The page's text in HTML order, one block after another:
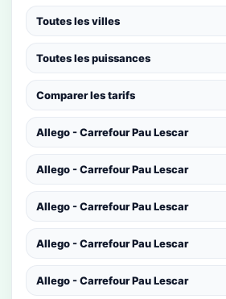
Toutes les villes
Toutes les puissances
Comparer les tarifs
Allego - Carrefour Pau Lescar
Allego - Carrefour Pau Lescar
Allego - Carrefour Pau Lescar
Allego - Carrefour Pau Lescar
Allego - Carrefour Pau Lescar